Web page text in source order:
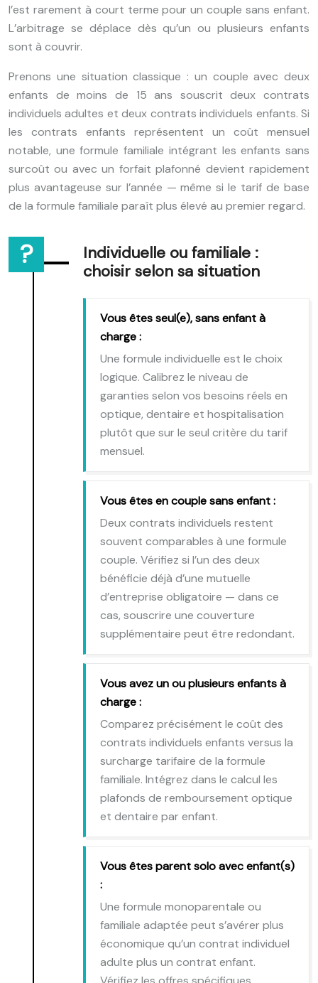
l’est rarement à court terme pour un couple sans enfant.
L’arbitrage se déplace dès qu’un ou plusieurs enfants
sont à couvrir.
Prenons une situation classique : un couple avec deux
enfants de moins de 15 ans souscrit deux contrats
individuels adultes et deux contrats individuels enfants. Si
les contrats enfants représentent un coût mensuel
notable, une formule familiale intégrant les enfants sans
surcoût ou avec un forfait plafonné devient rapidement
plus avantageuse sur l’année — même si le tarif de base
de la formule familiale paraît plus élevé au premier regard.
Individuelle ou familiale :
choisir selon sa situation
Vous êtes seul(e), sans enfant à
charge :
Une formule individuelle est le choix
logique. Calibrez le niveau de
garanties selon vos besoins réels en
optique, dentaire et hospitalisation
plutôt que sur le seul critère du tarif
mensuel.
Vous êtes en couple sans enfant :
Deux contrats individuels restent
souvent comparables à une formule
couple. Vérifiez si l’un des deux
bénéficie déjà d’une mutuelle
d’entreprise obligatoire — dans ce
cas, souscrire une couverture
supplémentaire peut être redondant.
Vous avez un ou plusieurs enfants à
charge :
Comparez précisément le coût des
contrats individuels enfants versus la
surcharge tarifaire de la formule
familiale. Intégrez dans le calcul les
plafonds de remboursement optique
et dentaire par enfant.
Vous êtes parent solo avec enfant(s)
:
Une formule monoparentale ou
familiale adaptée peut s’avérer plus
économique qu’un contrat individuel
adulte plus un contrat enfant.